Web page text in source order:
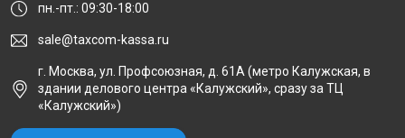
пн.-пт.: 09:30-18:00
sale@taxcom-kassa.ru
г. Москва, ул. Профсоюзная, д. 61А (метро Калужская, в
здании делового центра «Калужский», сразу за ТЦ
«Калужский»)